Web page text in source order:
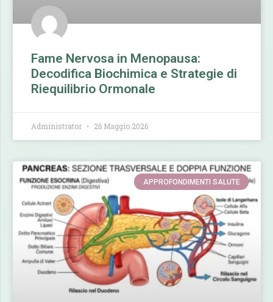
Fame Nervosa in Menopausa:
Decodifica Biochimica e Strategie di
Riequilibrio Ormonale
Administrator 26 Maggio 2026
APPROFONDIMENTI SALUTE